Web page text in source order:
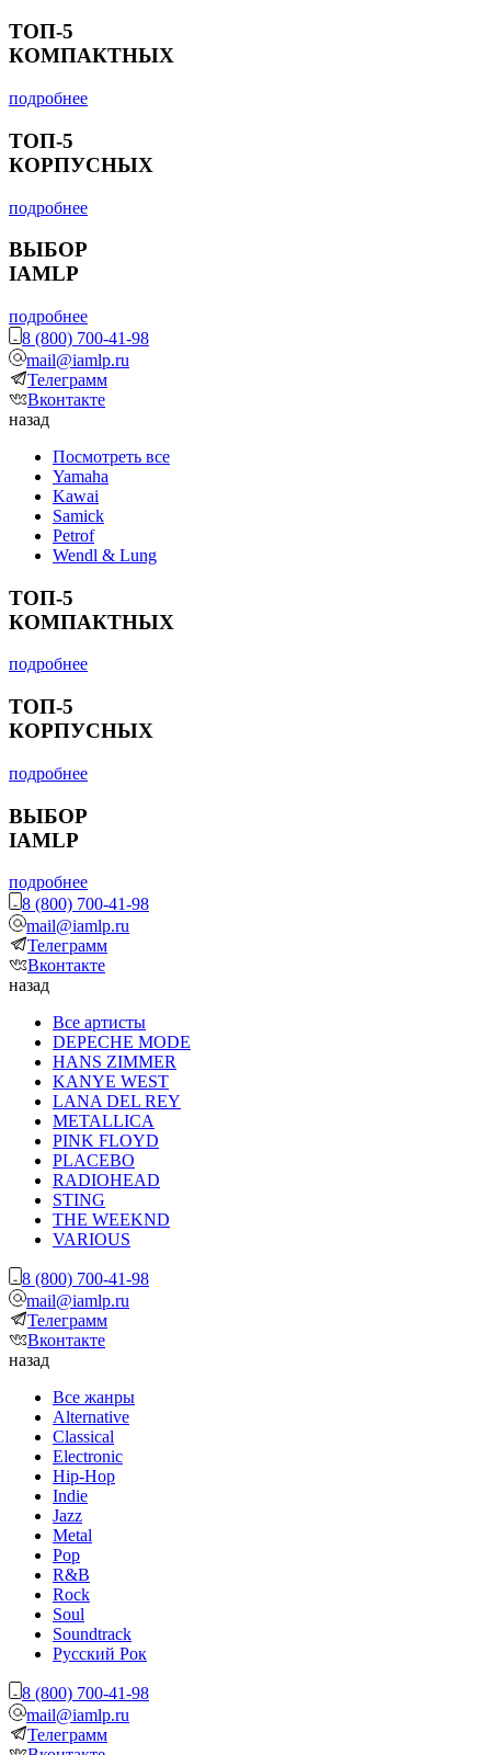
ТОП-5
КОМПАКТНЫХ
подробнее
ТОП-5
КОРПУСНЫХ
подробнее
ВЫБОР
IAMLP
подробнее
8 (800) 700-41-98
mail@iamlp.ru
Телеграмм
Вконтакте
назад
Посмотреть все
Yamaha
Kawai
Samick
Petrof
Wendl & Lung
ТОП-5
КОМПАКТНЫХ
подробнее
ТОП-5
КОРПУСНЫХ
подробнее
ВЫБОР
IAMLP
подробнее
8 (800) 700-41-98
mail@iamlp.ru
Телеграмм
Вконтакте
назад
Все артисты
DEPECHE MODE
HANS ZIMMER
KANYE WEST
LANA DEL REY
METALLICA
PINK FLOYD
PLACEBO
RADIOHEAD
STING
THE WEEKND
VARIOUS
8 (800) 700-41-98
mail@iamlp.ru
Телеграмм
Вконтакте
назад
Все жанры
Alternative
Classical
Electronic
Hip-Hop
Indie
Jazz
Metal
Pop
R&B
Rock
Soul
Soundtrack
Русский Рок
8 (800) 700-41-98
mail@iamlp.ru
Телеграмм